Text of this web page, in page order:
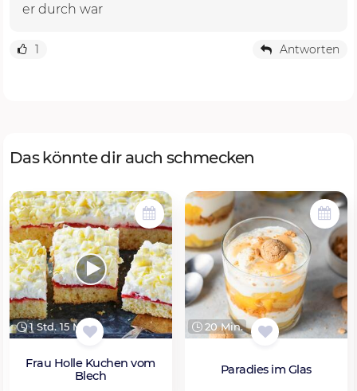
er durch war
1 Antworten
Das könnte dir auch schmecken
1 Std. 15 Min.
Frau Holle Kuchen vom
Blech
20 Min.
Paradies im Glas